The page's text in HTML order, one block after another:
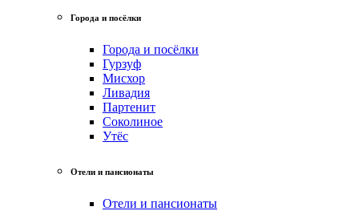
Города и посёлки
Города и посёлки
Гурзуф
Мисхор
Ливадия
Партенит
Соколиное
Утёс
Отели и пансионаты
Отели и пансионаты